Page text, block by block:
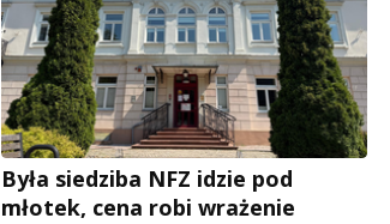
Była siedziba NFZ idzie pod
młotek, cena robi wrażenie